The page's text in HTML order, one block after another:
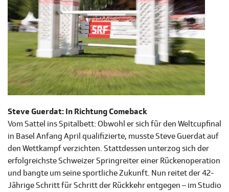
Steve Guerdat: In Richtung Comeback
Vom Sattel ins Spitalbett: Obwohl er sich für den Weltcupfinal
in Basel Anfang April qualifizierte, musste Steve Guerdat auf
den Wettkampf verzichten. Stattdessen unterzog sich der
erfolgreichste Schweizer Springreiter einer Rückenoperation
und bangte um seine sportliche Zukunft. Nun reitet der 42-
Jährige Schritt für Schritt der Rückkehr entgegen – im Studio